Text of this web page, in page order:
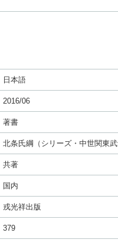
日本語
2016/06
著書
北条氏綱（シリーズ・中世関東
共著
国内
戎光祥出版
379